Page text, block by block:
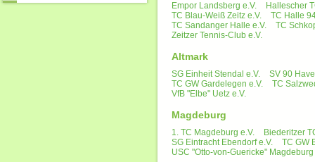
Empor Landsberg e.V.
Hallescher
TC Blau-Weiß Zeitz e.V.
TC Halle
TC Sandanger Halle e.V.
TC
Zeitzer Tennis-Club e.V.
Altmark
SG Einheit Stendal e.V.
SV 90
TC GW Gardelegen e.V.
TC
VfB "Elbe" Uetz e.V.
Magdeburg
1. TC Magdeburg e.V.
Biederitzer
SG Eintracht Ebendorf e.V.
TC GW
USC "Otto-von-Guericke" Magdeburg